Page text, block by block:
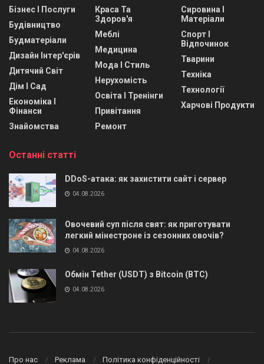
Бізнес І Послуги
Будівництво
Будматеріали
Дизайн Інтер'єрів
Дитячий Світ
Дім І Сад
Економіка І
Фінанси
Знайомства
Краса Та
Здоров'я
Меблі
Медицина
Мода І Стиль
Нерухомість
Освіта І Тренінги
Привітання
Ремонт
Сировина І
Матеріали
Спорт І
Відпочинок
Тварини
Техніка
Технології
Харчові Продукти
Останні статті
DDoS-атака: як захистити сайт і сервер
04.08.2026
Овочевий суп після свят: як приготувати
легкий мінестроне із сезонних овочів?
04.08.2026
Обмін Tether (USDT) з Bitcoin (BTC)
04.08.2026
Про нас Реклама Політика конфіденційності